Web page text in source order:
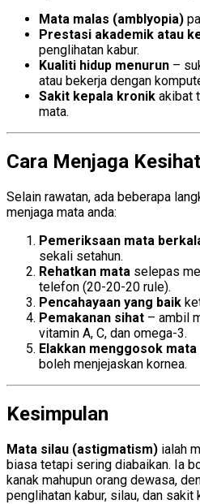
Mata malas (amblyopia)
Prestasi akademik atau
penglihatan kabur.
Kualiti hidup menurun –
atau bekerja dengan
Sakit kepala kronik akibat
mata.
Cara Menjaga
Selain rawatan, ada beberapa
menjaga mata anda:
Pemeriksaan mata
sekali setahun.
Rehatkan mata selepas
telefon (20-20-20 rule).
Pencahayaan yang baik
Pemakanan sihat – ambil
vitamin A, C, dan omega-3.
Elakkan menggosok
boleh menjejaskan kornea.
Kesimpulan
Mata silau (astigmatism) ialah
biasa tetapi sering diabaikan. Ia
kanak mahupun orang dewasa,
penglihatan kabur, silau, dan sakit